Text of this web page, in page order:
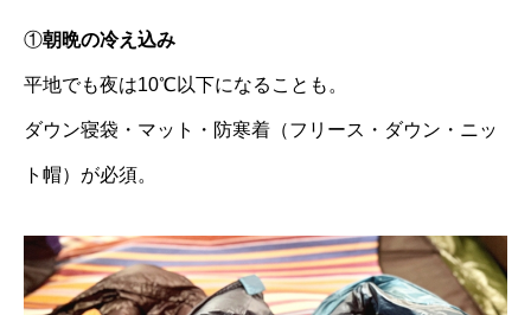
①朝晩の冷え込み
平地でも夜は10℃以下になることも。
ダウン寝袋・マット・防寒着（フリース・ダウン・ニッ
ト帽）が必須。